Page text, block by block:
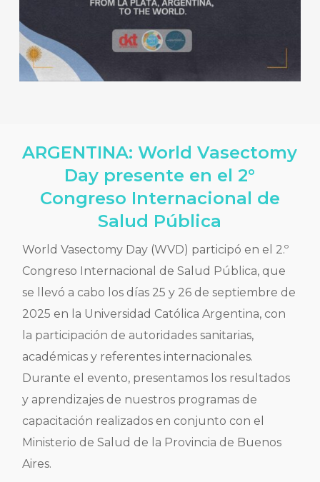
ARGENTINA: World Vasectomy
Day presente en el 2°
Congreso Internacional de
Salud Pública
World Vasectomy Day (WVD) participó en el 2.º
Congreso Internacional de Salud Pública, que
se llevó a cabo los días 25 y 26 de septiembre de
2025 en la Universidad Católica Argentina, con
la participación de autoridades sanitarias,
académicas y referentes internacionales.
Durante el evento, presentamos los resultados
y aprendizajes de nuestros programas de
capacitación realizados en conjunto con el
Ministerio de Salud de la Provincia de Buenos
Aires.